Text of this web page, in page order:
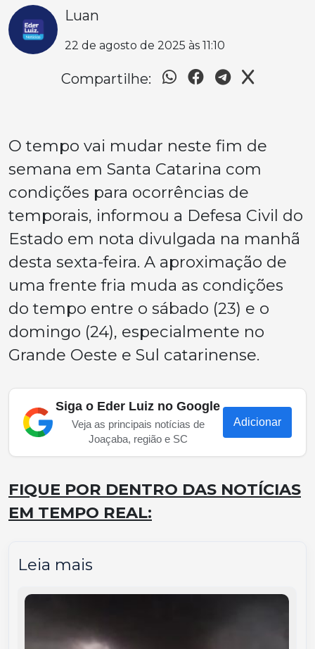
Luan
22 de agosto de 2025 às 11:10
Compartilhe:
O tempo vai mudar neste fim de
semana em Santa Catarina com
condições para ocorrências de
temporais, informou a Defesa Civil do
Estado em nota divulgada na manhã
desta sexta-feira. A aproximação de
uma frente fria muda as condições
do tempo entre o sábado (23) e o
domingo (24), especialmente no
Grande Oeste e Sul catarinense.
Siga o Eder Luiz no Google
Veja as principais notícias de
Joaçaba, região e SC
Adicionar
FIQUE POR DENTRO DAS NOTÍCIAS
EM TEMPO REAL:
Leia mais